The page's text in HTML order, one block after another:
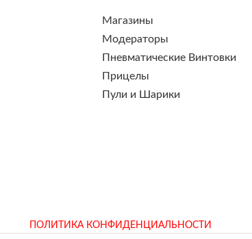
Магазины
Модераторы
Пневматические Винтовки
Прицелы
Пули и Шарики
ПОЛИТИКА КОНФИДЕНЦИАЛЬНОСТИ